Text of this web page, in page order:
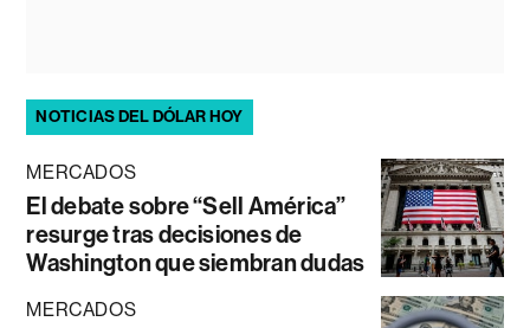
NOTICIAS DEL DÓLAR HOY
MERCADOS
El debate sobre “Sell América”
resurge tras decisiones de
Washington que siembran dudas
MERCADOS